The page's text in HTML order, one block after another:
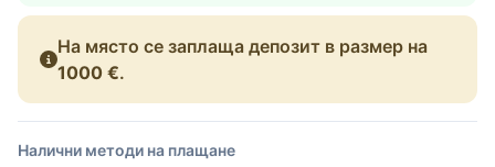
На място се заплаща депозит в размер на
1000 €.
Налични методи на плащане